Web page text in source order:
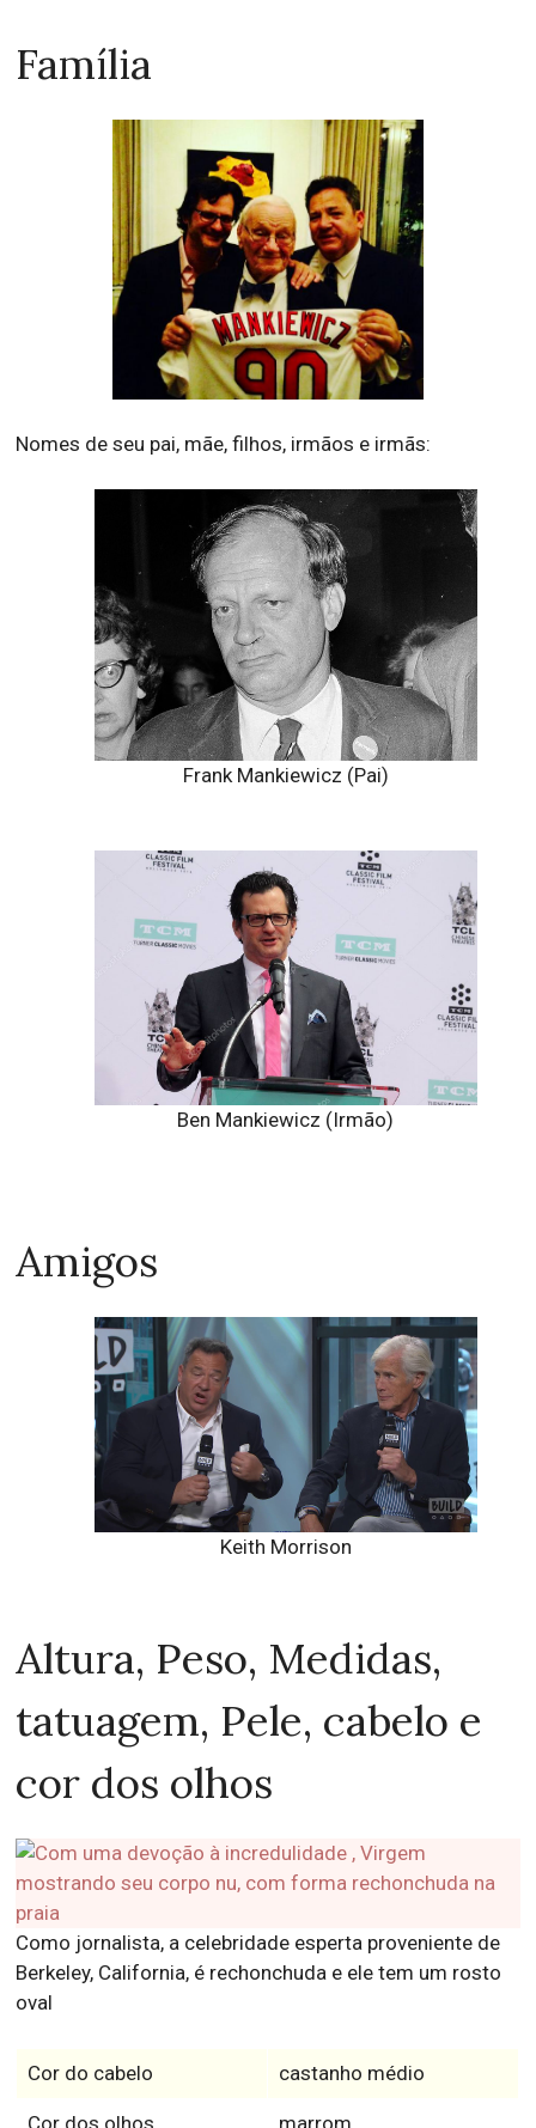
Família
Nomes de seu pai, mãe, filhos, irmãos e irmãs:
Frank Mankiewicz (Pai)
Ben Mankiewicz (Irmão)
Amigos
Keith Morrison
Altura, Peso, Medidas,
tatuagem, Pele, cabelo e
cor dos olhos
Como jornalista, a celebridade esperta proveniente de
Berkeley, California, é rechonchuda e ele tem um rosto
oval
Cor do cabelo castanho médio